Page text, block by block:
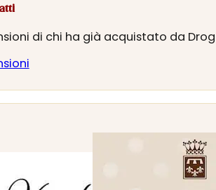
di chi ha già acquistato da